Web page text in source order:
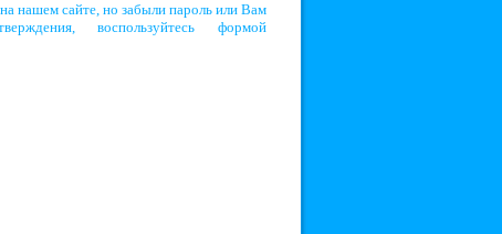
нашем сайте, но забыли пароль или Вам
воспользуйтесь формой